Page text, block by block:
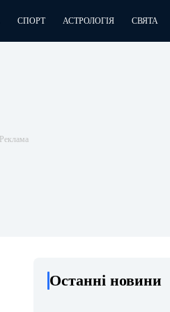
СПОРТ АСТРОЛОГІЯ СВЯТА
Останні новини